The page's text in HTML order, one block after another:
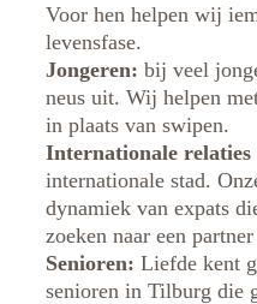
Voor hen helpen wij
levensfase.
Jongeren: bij veel
neus uit. Wij helpen
in plaats van swipen.
Internationale relaties
internationale stad.
dynamiek van expats
zoeken naar een
Senioren: Liefde kent
senioren in Tilburg die